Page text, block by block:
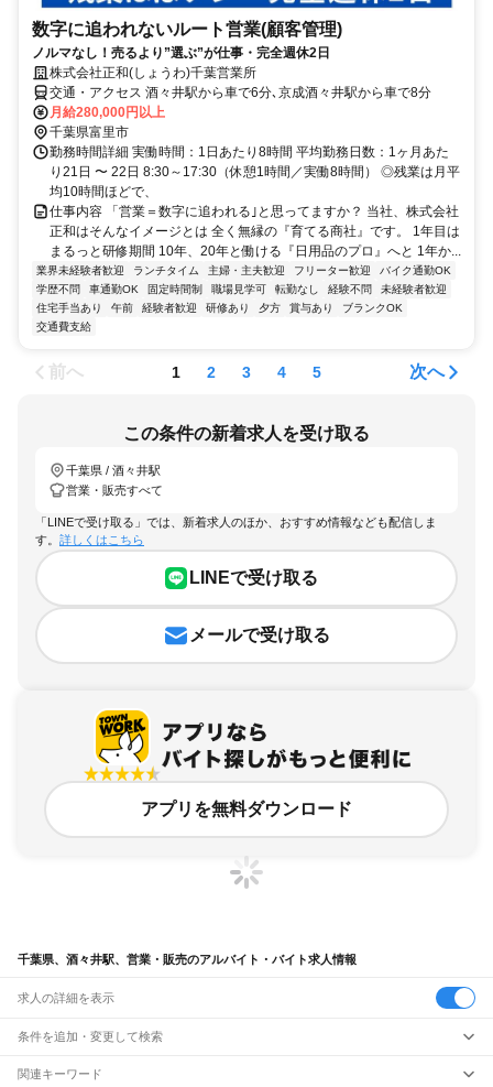
数字に追われないルート営業(顧客管理)
ノルマなし！売るより”選ぶ”が仕事・完全週休2日
株式会社正和(しょうわ)千葉営業所
交通・アクセス 酒々井駅から車で6分､京成酒々井駅から車で8分
月給280,000円以上
千葉県富里市
勤務時間詳細 実働時間：1日あたり8時間 平均勤務日数：1ヶ月あた
り21日 〜 22日 8:30～17:30（休憩1時間／実働8時間） ◎残業は月平
均10時間ほどで、
仕事内容 「営業＝数字に追われる｣と思ってますか？ 当社、株式会社
正和はそんなイメージとは 全く無縁の『育てる商社』です。 1年目は
まるっと研修期間 10年、20年と働ける『日用品のプロ』へと 1年か...
業界未経験者歓迎 ランチタイム 主婦・主夫歓迎 フリーター歓迎
バイク通勤OK
学歴不問
車通勤OK 固定時間制 職場見学可 転勤なし 経験不問
未経験者歓迎
住宅手当あり
午前 経験者歓迎 研修あり 夕方 賞与あり
ブランクOK
交通費支給
前へ 1 2 3 4 5 次へ
この条件の新着求人を受け取る
千葉県 / 酒々井駅
営業・販売すべて
「LINEで受け取る」では、新着求人のほか、おすすめ情報なども配信しま
す。 詳しくはこちら
LINEで受け取る
メールで受け取る
アプリを無料ダウンロード
千葉県、酒々井駅、営業・販売のアルバイト・バイト求人情報
求人の詳細を表示
条件を追加・変更して検索
市区町村を追加・変更
関連キーワード